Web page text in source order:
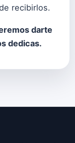
recibirlos.
darte
dedicas.